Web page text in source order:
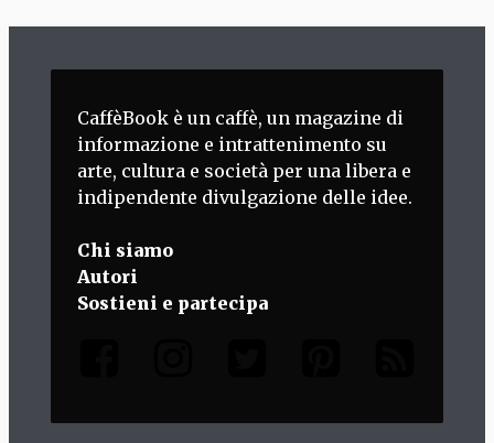
CaffèBook è un caffè, un magazine di
informazione e intrattenimento su
arte, cultura e società per una libera e
indipendente divulgazione delle idee.
Chi siamo
Autori
Sostieni e partecipa